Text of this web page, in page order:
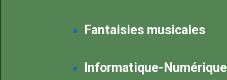
Fantaisies musicales
Informatique-Numérique